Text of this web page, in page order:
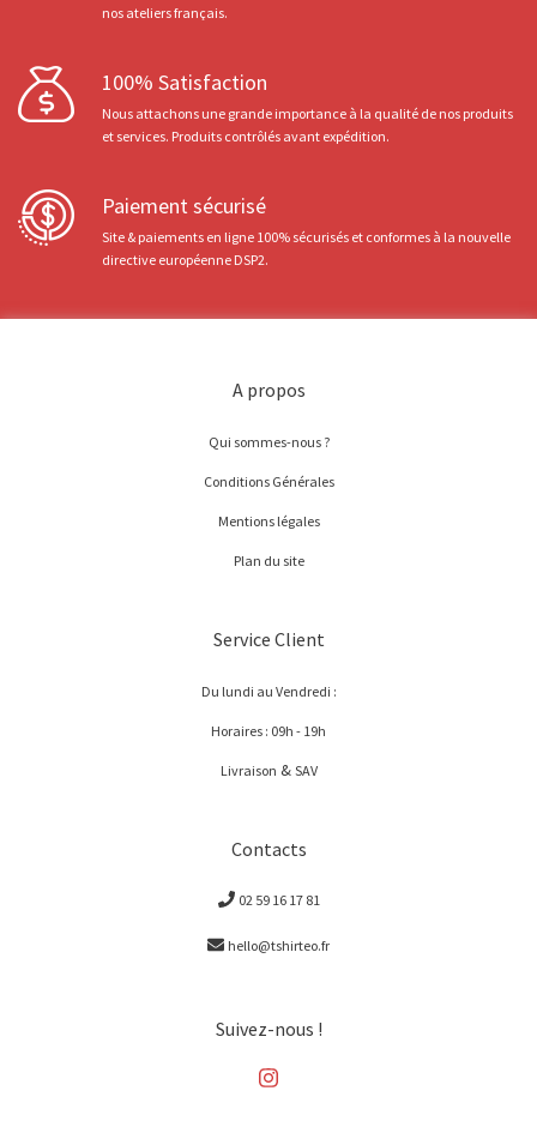
nos ateliers français.
100% Satisfaction
Nous attachons une grande importance à la qualité de nos produits
et services. Produits contrôlés avant expédition.
Paiement sécurisé
Site & paiements en ligne 100% sécurisés et conformes à la nouvelle
directive européenne DSP2.
A propos
Qui sommes-nous ?
Conditions Générales
Mentions légales
Plan du site
Service Client
Du lundi au Vendredi :
Horaires : 09h - 19h
Livraison & SAV
Contacts
02 59 16 17 81
hello@tshirteo.fr
Suivez-nous !